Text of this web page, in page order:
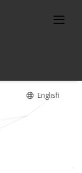
English